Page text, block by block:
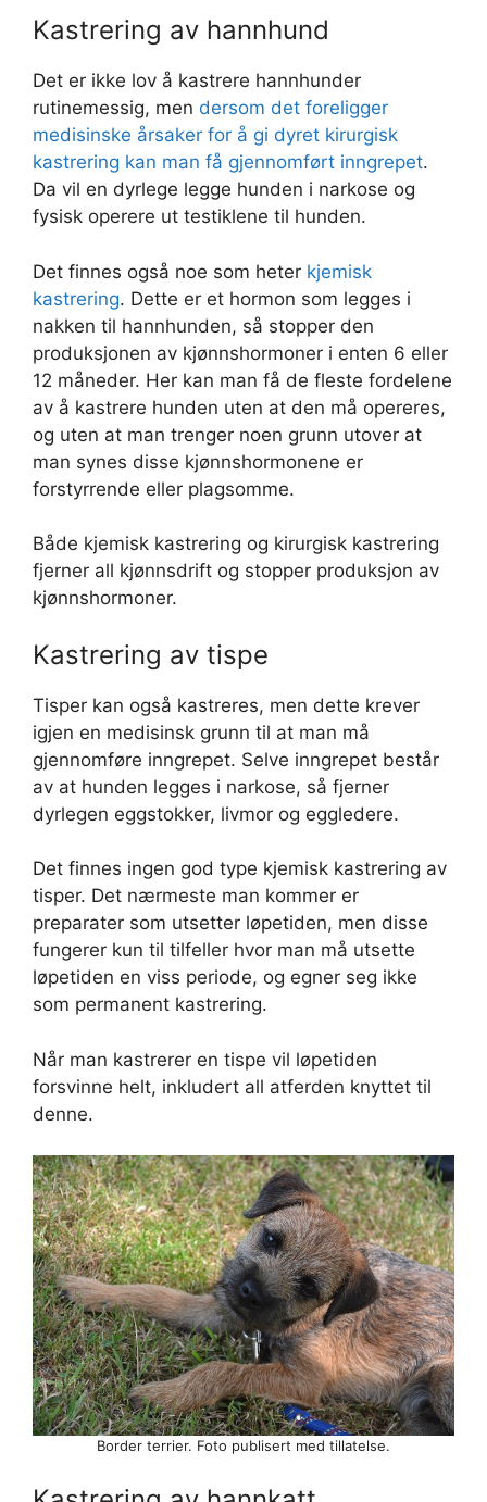
Kastrering av hannhund
Det er ikke lov å kastrere hannhunder
rutinemessig, men dersom det foreligger
medisinske årsaker for å gi dyret kirurgisk
kastrering kan man få gjennomført inngrepet.
Da vil en dyrlege legge hunden i narkose og
fysisk operere ut testiklene til hunden.
Det finnes også noe som heter kjemisk
kastrering. Dette er et hormon som legges i
nakken til hannhunden, så stopper den
produksjonen av kjønnshormoner i enten 6 eller
12 måneder. Her kan man få de fleste fordelene
av å kastrere hunden uten at den må opereres,
og uten at man trenger noen grunn utover at
man synes disse kjønnshormonene er
forstyrrende eller plagsomme.
Både kjemisk kastrering og kirurgisk kastrering
fjerner all kjønnsdrift og stopper produksjon av
kjønnshormoner.
Kastrering av tispe
Tisper kan også kastreres, men dette krever
igjen en medisinsk grunn til at man må
gjennomføre inngrepet. Selve inngrepet består
av at hunden legges i narkose, så fjerner
dyrlegen eggstokker, livmor og eggledere.
Det finnes ingen god type kjemisk kastrering av
tisper. Det nærmeste man kommer er
preparater som utsetter løpetiden, men disse
fungerer kun til tilfeller hvor man må utsette
løpetiden en viss periode, og egner seg ikke
som permanent kastrering.
Når man kastrerer en tispe vil løpetiden
forsvinne helt, inkludert all atferden knyttet til
denne.
Border terrier. Foto publisert med tillatelse.